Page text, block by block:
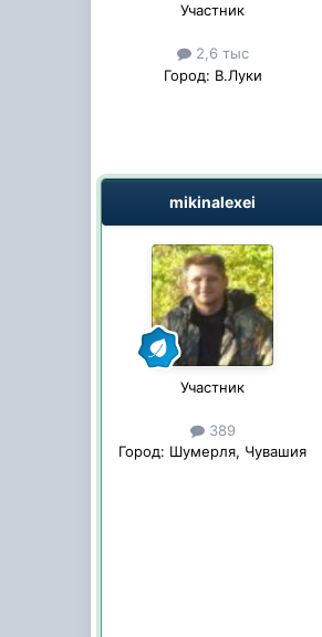
Участник
2,6 тыс
Город: В.Луки
mikinalexei
Участник
389
Город: Шумерля, Чувашия